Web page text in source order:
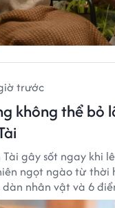
trước
không thể bỏ
Tài gây sốt ngay khi
ngọt ngào từ thời
nhân vật và 6